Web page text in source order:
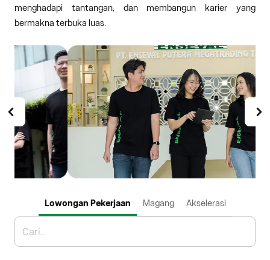
menghadapi tantangan, dan membangun karier yang
bermakna terbuka luas.
Lowongan Pekerjaan Magang Akselerasi